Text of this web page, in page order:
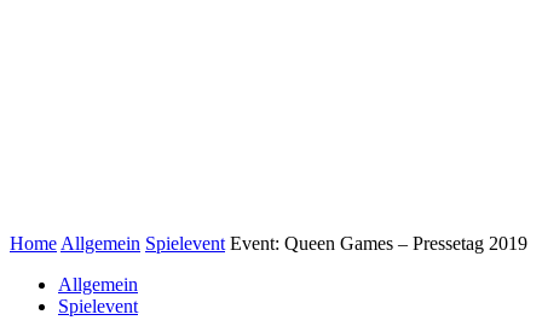
Home Allgemein Spielevent Event: Queen Games – Pressetag 2019
Allgemein
Spielevent